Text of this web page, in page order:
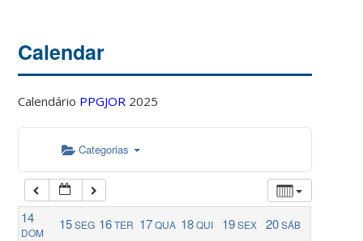
Calendar
Calendário PPGJOR 2025
Categorias
14
DOM
15SEG 16TER 17QUA 18QUI 19SEX 20SÁB
05:00
06:00
07:00